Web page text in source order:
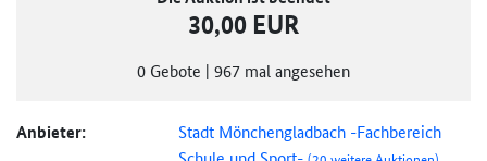
30,00 EUR
0 Gebote | 967 mal angesehen
Anbieter:
Stadt Mönchengladbach -Fachbereich